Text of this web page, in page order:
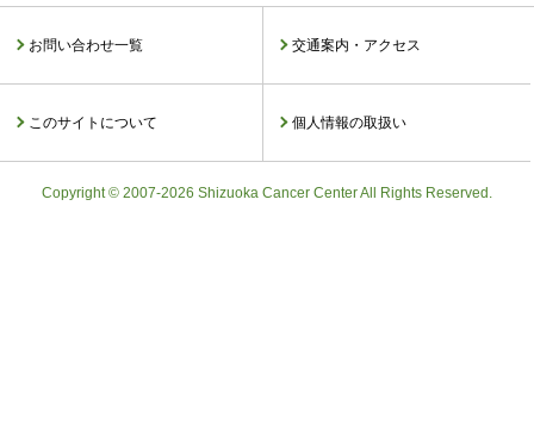
お問い合わせ一覧 交通案内・アクセス
このサイトについて 個人情報の取扱い
Copyright © 2007-2026 Shizuoka Cancer Center All Rights Reserved.